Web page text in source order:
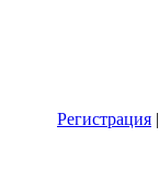
Регистрация |